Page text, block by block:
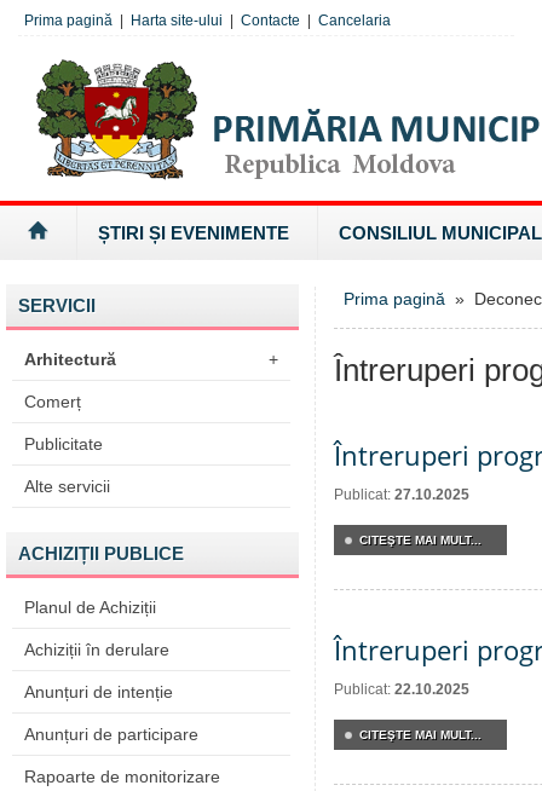
Prima pagină Harta site-ului Contacte Cancelaria
ȘTIRI ȘI EVENIMENTE CONSILIUL MUNICIPAL
SERVICII
Arhitectură +
Comerț
Publicitate
Alte servicii
ACHIZIȚII PUBLICE
Planul de Achiziții
Achiziții în derulare
Anunțuri de intenție
Anunțuri de participare
Rapoarte de monitorizare
Prima pagină »
Întreruperi
Întreruperi
Publicat: 27.10.2025
CITEŞTE MAI MULT...
Întreruperi
Publicat: 22.10.2025
CITEŞTE MAI MULT...